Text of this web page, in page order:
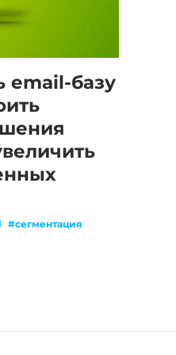
email-базу
#сегментация